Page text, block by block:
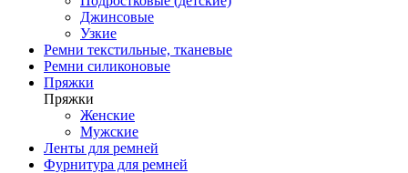
Джинсовые
Узкие
Ремни текстильные, тканевые
Ремни силиконовые
Пряжки
Пряжки
Женские
Мужские
Ленты для ремней
Фурнитура для ремней